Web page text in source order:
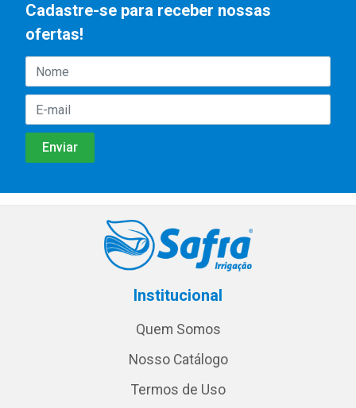
Cadastre-se para receber nossas
ofertas!
Institucional
Quem Somos
Nosso Catálogo
Termos de Uso